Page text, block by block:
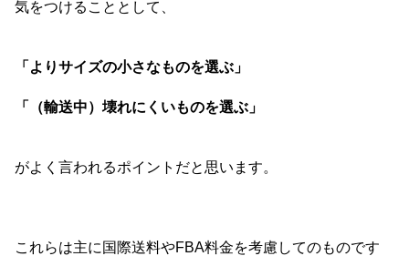
気をつけることとして、
「よりサイズの小さなものを選ぶ」
「（輸送中）壊れにくいものを選ぶ」
がよく言われるポイントだと思います。
これらは主に国際送料やFBA料金を考慮してのものです